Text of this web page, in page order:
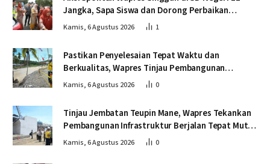
Jangka, Sapa Siswa dan Dorong Perbaikan
Sekolah
Kamis, 6 Agustus 2026 1
Pastikan Penyelesaian Tepat Waktu dan
Berkualitas, Wapres Tinjau Pembangunan
Jembatan Lumut
Kamis, 6 Agustus 2026 0
Tinjau Jembatan Teupin Mane, Wapres Tekankan
Pembangunan Infrastruktur Berjalan Tepat Mutu
dan Tepat Waktu
Kamis, 6 Agustus 2026 0